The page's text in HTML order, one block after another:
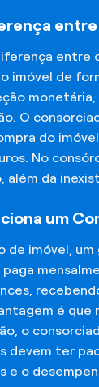
entre
imóvel de
O
do
No
além da
um
de imóvel,
é que
o
devem ter
e o